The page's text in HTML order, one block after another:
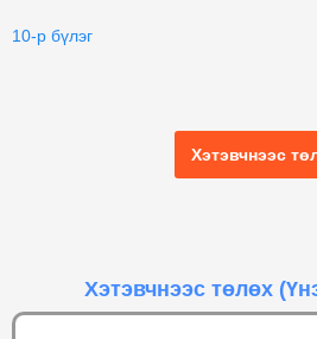
10-р бүлэг
Хэтэвчнээс
Хэтэвчнээс төлөх